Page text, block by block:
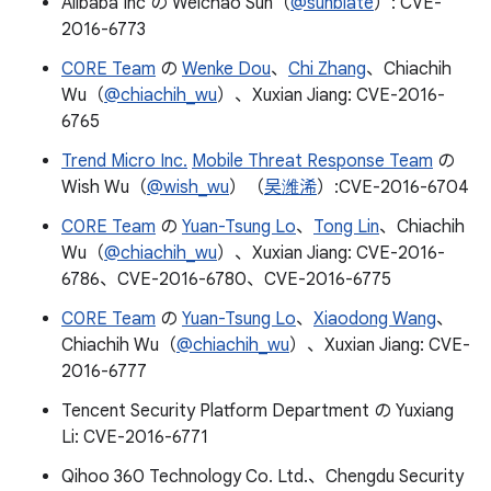
2016-6773
C0RE Team の Wenke Dou、 Chi Zhang、Chiachih
Wu（@chiachih_wu）、Xuxian Jiang: CVE-2016-
6765
Trend Micro Inc. Mobile Threat Response Team の
Wish Wu（@wish_wu）（吴潍浠）:CVE-2016-6704
C0RE Team の Yuan-Tsung Lo、 Tong Lin、Chiachih
Wu（@chiachih_wu）、Xuxian Jiang: CVE-2016-
6786、CVE-2016-6780、CVE-2016-6775
C0RE Team の Yuan-Tsung Lo、 Xiaodong Wang、
Chiachih Wu（@chiachih_wu）、Xuxian Jiang: CVE-
2016-6777
Tencent Security Platform Department の Yuxiang
Li: CVE-2016-6771
Qihoo 360 Technology Co. Ltd.、Chengdu Security